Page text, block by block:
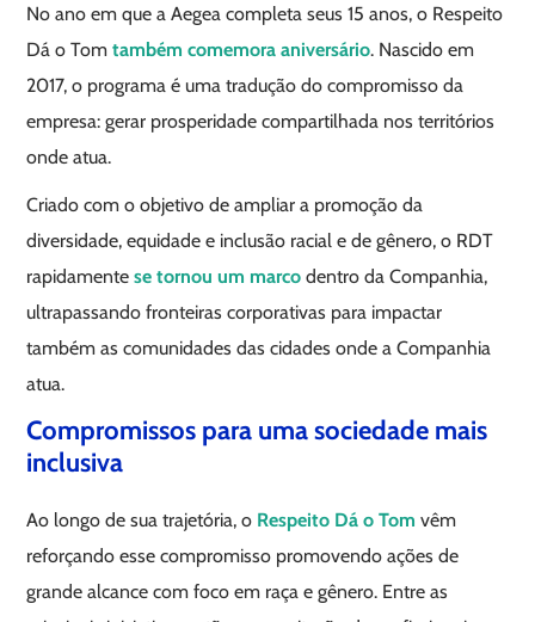
No ano em que a Aegea completa seus 15 anos, o Respeito
Dá o Tomtambém comemora aniversário. Nascido em
2017, o programa é uma tradução do compromisso da
empresa: gerar prosperidade compartilhada nos territórios
onde atua.
Criado com o objetivo de ampliar a promoção da
diversidade, equidade e inclusão racial e de gênero, o RDT
rapidamentese tornou um marco dentro da Companhia,
ultrapassando fronteiras corporativas para impactar
também as comunidades das cidades onde a Companhia
atua.
Compromissos para uma sociedade mais
inclusiva
Ao longo de sua trajetória, o Respeito Dá o Tom vêm
reforçando esse compromisso promovendo ações de
grande alcance com foco em raça e gênero. Entre as